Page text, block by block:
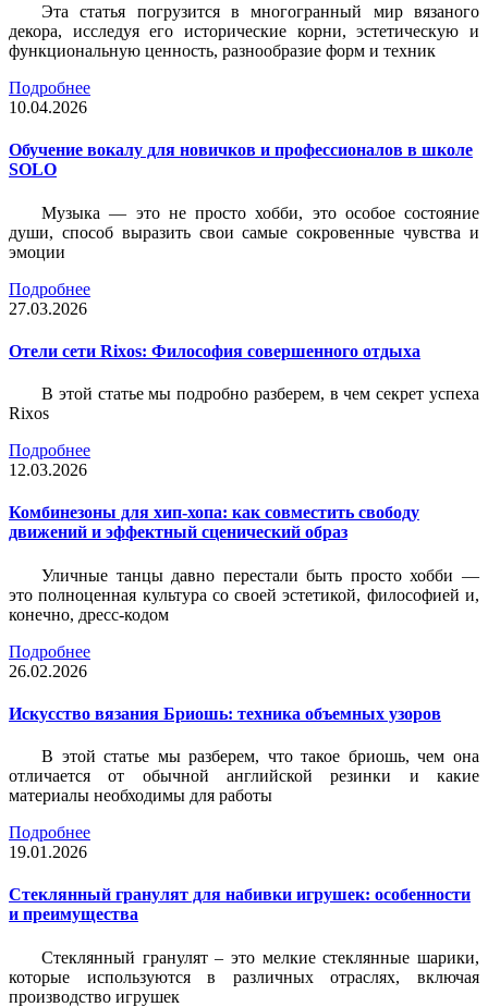
Эта статья погрузится в многогранный мир вязаного
декора, исследуя его исторические корни, эстетическую и
функциональную ценность, разнообразие форм и техник
Подробнее
10.04.2026
Обучение вокалу для новичков и профессионалов в школе
SOLO
Музыка — это не просто хобби, это особое состояние
души, способ выразить свои самые сокровенные чувства и
эмоции
Подробнее
27.03.2026
Отели сети Rixos: Философия совершенного отдыха
В этой статье мы подробно разберем, в чем секрет успеха
Rixos
Подробнее
12.03.2026
Комбинезоны для хип-хопа: как совместить свободу
движений и эффектный сценический образ
Уличные танцы давно перестали быть просто хобби —
это полноценная культура со своей эстетикой, философией и,
конечно, дресс-кодом
Подробнее
26.02.2026
Искусство вязания Бриошь: техника объемных узоров
В этой статье мы разберем, что такое бриошь, чем она
отличается от обычной английской резинки и какие
материалы необходимы для работы
Подробнее
19.01.2026
Стеклянный гранулят для набивки игрушек: особенности
и преимущества
Стеклянный гранулят – это мелкие стеклянные шарики,
которые используются в различных отраслях, включая
производство игрушек